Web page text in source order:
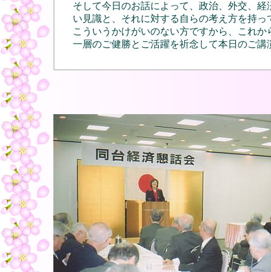
そして今日のお話によって、政治、外交、
い見識と、それに対する自らの考え方を持
こういうかけがいのない方ですから、これ
一層のご健勝とご活躍を祈念して本日のご